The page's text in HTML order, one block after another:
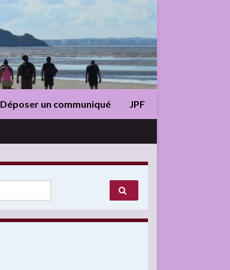
Déposer un communiqué JPF